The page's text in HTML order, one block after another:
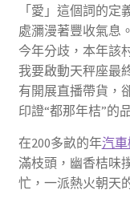
「愛」這個詞的定
處瀰漫著豐收氣息
今年分歧，本年該
我要啟動天秤座最
有開展直播帶貨，
印證“都那年桔”的
在200多畝的年汽
滿枝頭，幽香桔味
忙，一派熱火朝天